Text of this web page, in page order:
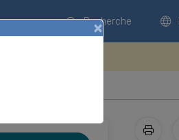
Recherche
×